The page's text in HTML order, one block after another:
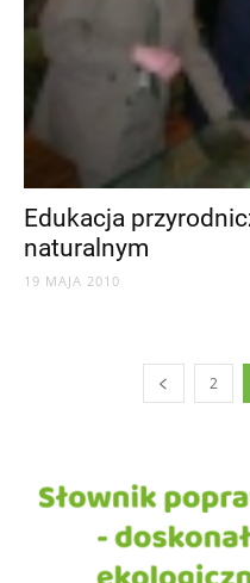
Edukacja
naturalnym
19 MAJA 2010
2